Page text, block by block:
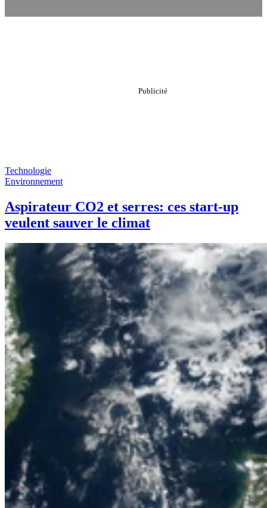
Technologie
Environnement
Aspirateur CO2 et serres: ces start-up
veulent sauver le climat